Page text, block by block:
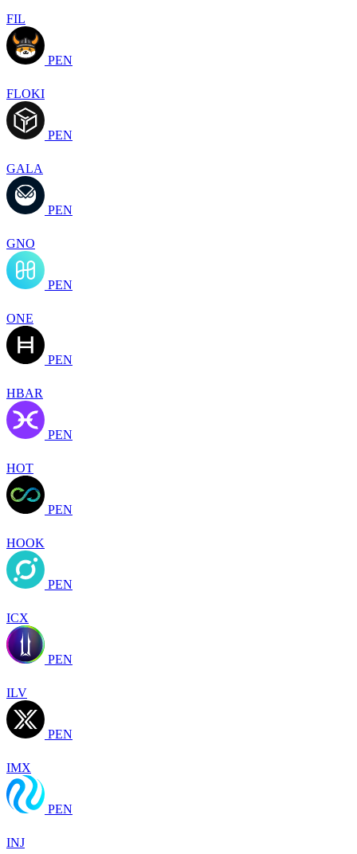
FIL
PEN
FLOKI
PEN
GALA
PEN
GNO
PEN
ONE
PEN
HBAR
PEN
HOT
PEN
HOOK
PEN
ICX
PEN
ILV
PEN
IMX
PEN
INJ